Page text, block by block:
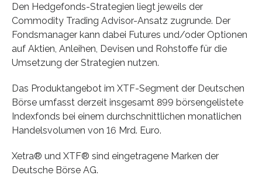
Den Hedgefonds-Strategien liegt jeweils der
Commodity Trading Advisor-Ansatz zugrunde. Der
Fondsmanager kann dabei Futures und/oder Optionen
auf Aktien, Anleihen, Devisen und Rohstoffe für die
Umsetzung der Strategien nutzen.
Das Produktangebot im XTF-Segment der Deutschen
Börse umfasst derzeit insgesamt 899 börsengelistete
Indexfonds bei einem durchschnittlichen monatlichen
Handelsvolumen von 16 Mrd. Euro.
Xetra® und XTF® sind eingetragene Marken der
Deutsche Börse AG.